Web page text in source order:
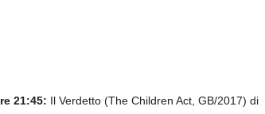
21:45: Il Verdetto (The Children Act, GB/2017) di